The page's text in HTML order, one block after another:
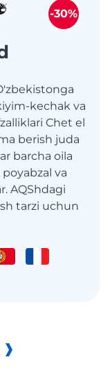
kechak va
Chet el
berish juda
barcha oila
va
AQShdagi
tarzi uchun
-30%